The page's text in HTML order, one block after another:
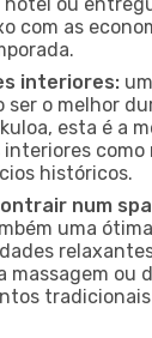
com as
interiores:
ser o melhor
esta é a
como
históricos.
num
uma
massagem ou